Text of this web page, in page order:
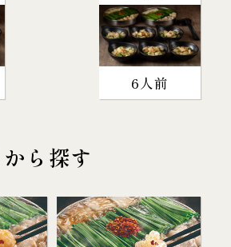
6人前
ら探す